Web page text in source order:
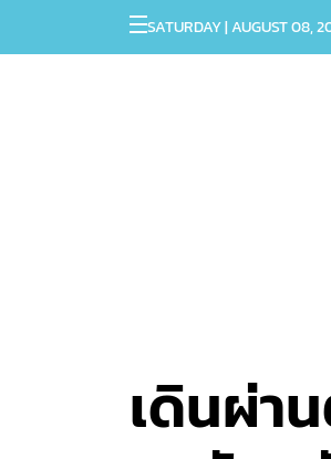
SATURDAY | AUGUST 08,
เดินผ่า